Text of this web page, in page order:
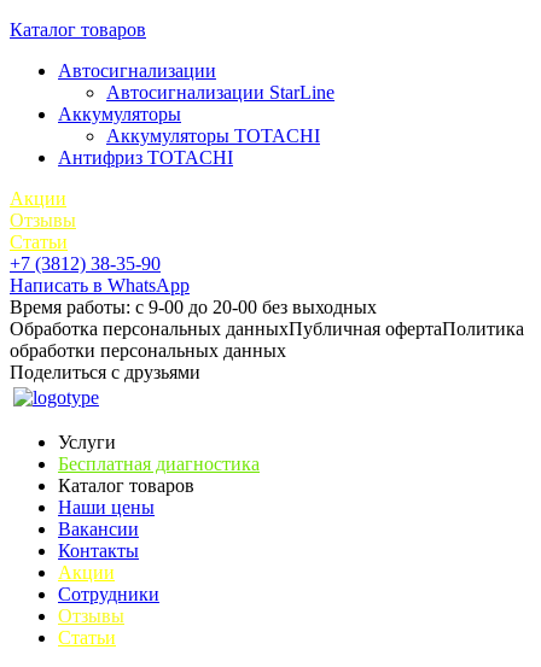
Каталог товаров
Автосигнализации
Автосигнализации StarLine
Аккумуляторы
Аккумуляторы TOTACHI
Антифриз TOTACHI
Акции
Отзывы
Статьи
+7 (3812) 38-35-90
Написать в WhatsApp
Время работы: с 9-00 до 20-00 без выходных
Обработка персональных данныхПубличная офертаПолитика
обработки персональных данных
Поделиться с друзьями
Услуги
Бесплатная диагностика
Каталог товаров
Наши цены
Вакансии
Контакты
Акции
Сотрудники
Отзывы
Статьи